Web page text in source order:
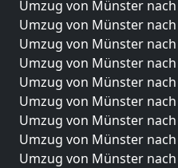
Umzug von Münster
Umzug von Münster
Umzug von Münster
Umzug von Münster
Umzug von Münster
Umzug von Münster
Umzug von Münster
Umzug von Münster
Umzug von Münster